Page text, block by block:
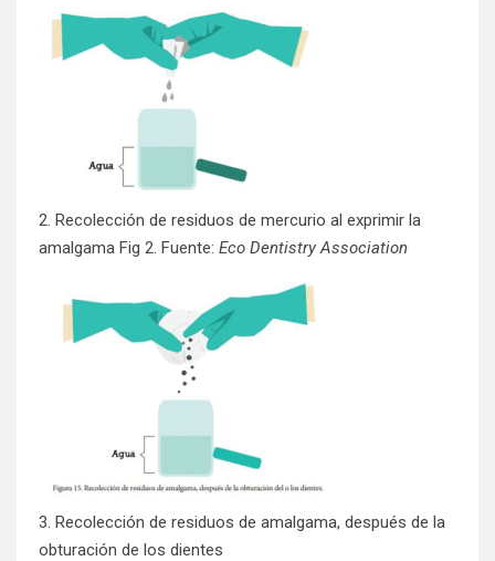
2. Recolección de residuos de mercurio al exprimir la
amalgama Fig 2. Fuente: Eco Dentistry Association
3. Recolección de residuos de amalgama, después de la
obturación de los dientes